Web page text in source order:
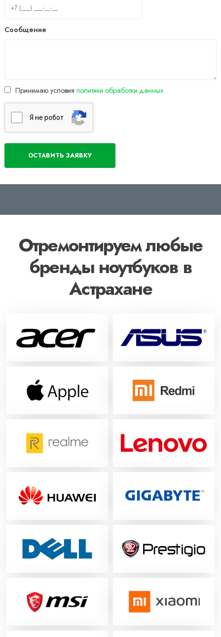
Сообщение
Принимаю условия политики обработки данных
Я нe poбoт
Отремонтируем любые
бренды ноутбуков в
Астрахане